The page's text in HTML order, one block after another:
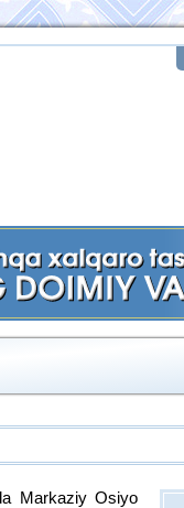
Markaziy Osiyo